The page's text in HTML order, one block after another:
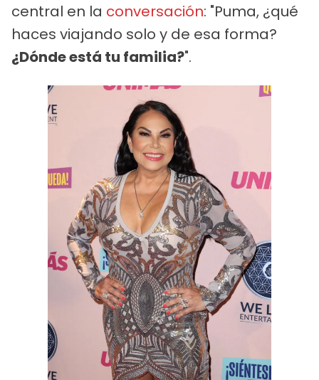
central en la conversación: "Puma, ¿qué
haces viajando solo y de esa forma?
¿Dónde está tu familia?".